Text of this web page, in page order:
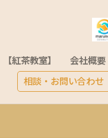
【紅茶教室】 会社概要
相談・お問い合わせ